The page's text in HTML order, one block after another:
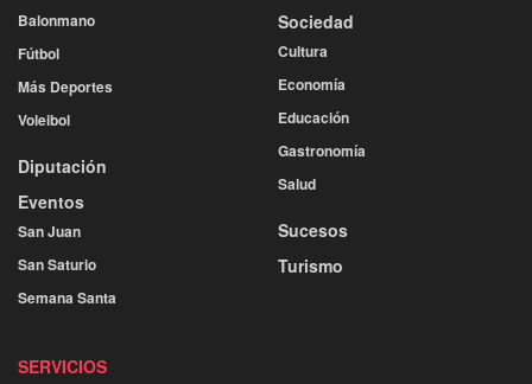
Balonmano
Fútbol
Más Deportes
Voleibol
Diputación
Eventos
San Juan
San Saturio
Semana Santa
Sociedad
Cultura
Economía
Educación
Gastronomía
Salud
Sucesos
Turismo
SERVICIOS